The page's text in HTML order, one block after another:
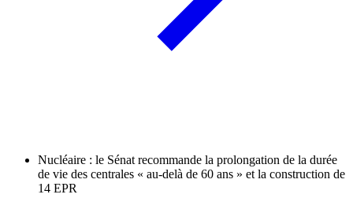
Nucléaire : le Sénat recommande la prolongation de la durée
de vie des centrales « au-delà de 60 ans » et la construction de
14 EPR